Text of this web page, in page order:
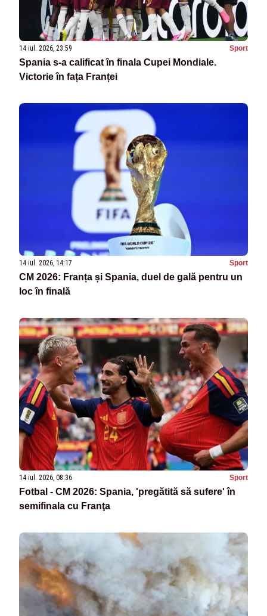
14 iul. 2026, 23:59 Sport
Spania s-a calificat în finala Cupei Mondiale.
Victorie în fața Franței
14 iul. 2026, 14:17 Sport
CM 2026: Franța și Spania, duel de gală pentru un
loc în finală
14 iul. 2026, 08:36 Sport
Fotbal - CM 2026: Spania, 'pregătită să sufere' în
semifinala cu Franţa